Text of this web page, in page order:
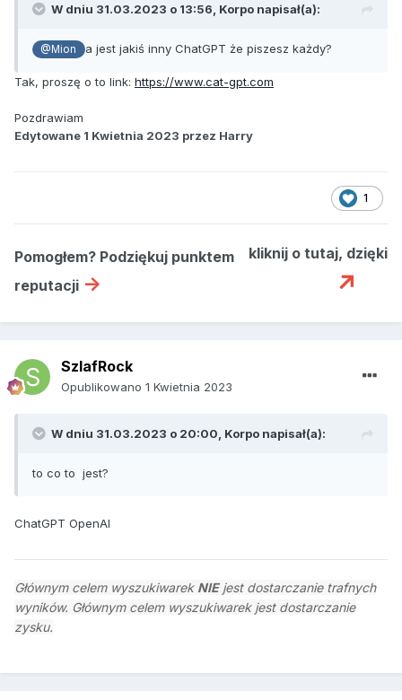
W dniu 31.03.2023 o 13:56, Korpo napisał(a):
@Mion a jest jakiś inny ChatGPT że piszesz każdy?
Tak, proszę o to link: https://www.cat-gpt.com
Pozdrawiam
Edytowane 1 Kwietnia 2023 przez Harry
1
Pomogłem? Podziękuj punktem
reputacji ->
kliknij o tutaj, dzięki
↗
SzlafRock
Opublikowano 1 Kwietnia 2023
W dniu 31.03.2023 o 20:00, Korpo napisał(a):
to co to jest?
ChatGPT OpenAI
Głównym celem wyszukiwarek NIE jest dostarczanie trafnych
wyników. Głównym celem wyszukiwarek jest dostarczanie
zysku.